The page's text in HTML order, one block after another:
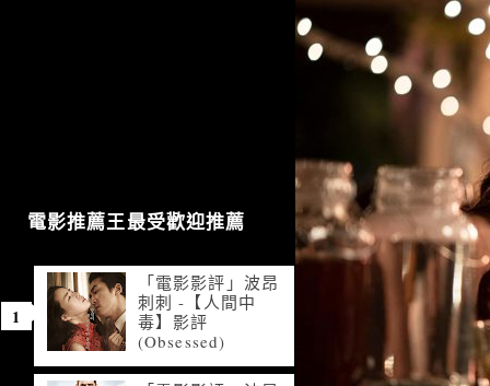
電影推薦王最受歡迎推薦
「電影影評」波昂
刺刺 -【人間中
毒】影評
(Obsessed)